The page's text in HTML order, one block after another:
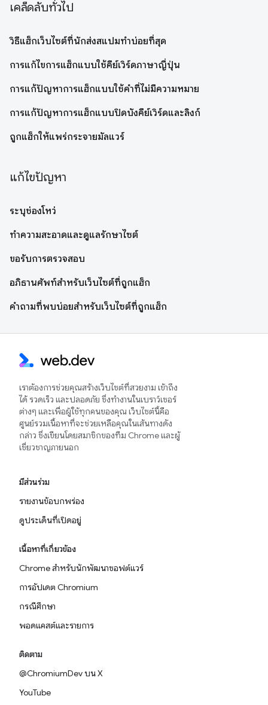
เคล็ดลับทั่วไป
วิธีแฮ็กเว็บไซต์ที่นักส่งสแปมทำบ่อยที่สุด
การแก้ไขการแฮ็กแบบใช้คีย์เวิร์ดภาษาญี่ปุ่น
การแก้ปัญหาการแฮ็กแบบใช้คำที่ไม่มีความหมาย
การแก้ปัญหาการแฮ็กแบบปิดบังคีย์เวิร์ดและลิงก์
ถูกแฮ็กให้แพร่กระจายมัลแวร์
แก้ไขปัญหา
ระบุช่องโหว่
ทำความสะอาดและดูแลรักษาไซต์
ขอรับการตรวจสอบ
อภิธานศัพท์สำหรับเว็บไซต์ที่ถูกแฮ็ก
คำถามที่พบบ่อยสำหรับเว็บไซต์ที่ถูกแฮ็ก
เราต้องการช่วยคุณสร้างเว็บไซต์ที่สวยงาม เข้าถึง
ได้ รวดเร็ว และปลอดภัย ซึ่งทำงานในเบราว์เซอร์
ต่างๆ และเพื่อผู้ใช้ทุกคนของคุณ เว็บไซต์นี้คือ
ศูนย์รวมเนื้อหาที่จะช่วยเหลือคุณในเส้นทางดัง
กล่าว ซึ่งเขียนโดยสมาชิกของทีม Chrome และผู้
เชี่ยวชาญภายนอก
มีส่วนร่วม
รายงานข้อบกพร่อง
ดูประเด็นที่เปิดอยู่
เนื้อหาที่เกี่ยวข้อง
Chrome สำหรับนักพัฒนาซอฟต์แวร์
การอัปเดต Chromium
กรณีศึกษา
พอดแคสต์และรายการ
ติดตาม
@ChromiumDev บน X
YouTube